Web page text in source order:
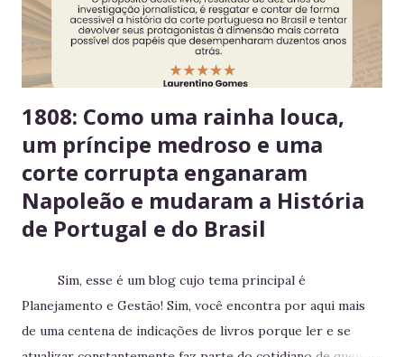
agradável para o próximo usuário. 5. Não deixe alimentos
estragarem Escolha um dia fixo da semana para revisar
seus itens e evitar desperdício. 6....
1808: Como uma rainha louca,
um príncipe medroso e uma
corte corrupta enganaram
Napoleão e mudaram a História
de Portugal e do Brasil
Sim, esse é um blog cujo tema principal é
Planejamento e Gestão! Sim, você encontra por aqui mais
de uma centena de indicações de livros porque ler e se